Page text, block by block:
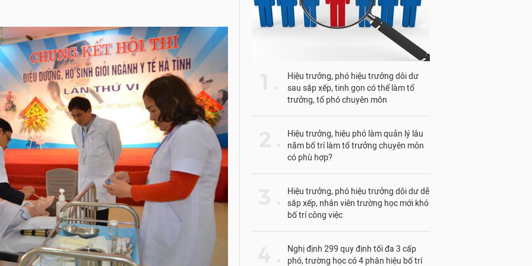
Hiệu trưởng, phó hiệu trưởng dôi dư
sau sắp xếp, tinh gọn có thể làm tổ
trưởng, tổ phó chuyên môn
Hiệu trưởng, hiệu phó làm quản lý lâu
năm bố trí làm tổ trưởng chuyên môn
có phù hợp?
Hiệu trưởng, phó hiệu trưởng dôi dư dễ
sắp xếp, nhân viên trường học mới khó
bố trí công việc
Nghị định 299 quy định tối đa 3 cấp
phó, trường học có 4 phân hiệu bố trí